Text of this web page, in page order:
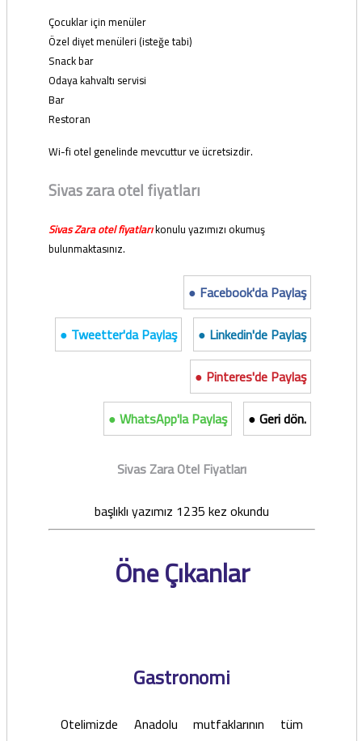
Çocuklar için menüler
Özel diyet menüleri (isteğe tabi)
Snack bar
Odaya kahvaltı servisi
Bar
Restoran
Wi-fi otel genelinde mevcuttur ve ücretsizdir.
Sivas zara otel fiyatları
Sivas Zara otel fiyatlarıkonulu yazımızı okumuş
bulunmaktasınız.
● Facebook'da Paylaş
● Tweetter'da Paylaş
● Linkedin'de Paylaş
● Pinteres'de Paylaş
● WhatsApp'la Paylaş
● Geri dön.
Sivas Zara Otel Fiyatları
başlıklı yazımız 1235 kez okundu
Öne Çıkanlar
Gastronomi
Otelimizde Anadolu mutfaklarının tüm